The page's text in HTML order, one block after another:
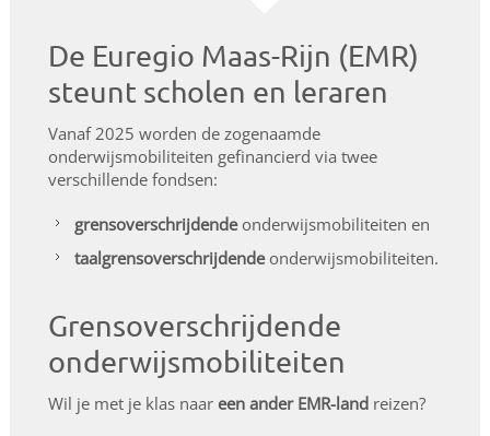
De Euregio Maas-Rijn (EMR)
steunt scholen en leraren
Vanaf 2025 worden de zogenaamde
onderwijsmobiliteiten gefinancierd via twee
verschillende fondsen:
grensoverschrijdende onderwijsmobiliteiten en
taalgrensoverschrijdende onderwijsmobiliteiten.
Grensoverschrijdende
onderwijsmobiliteiten
Wil je met je klas naar een ander EMR-landreizen?